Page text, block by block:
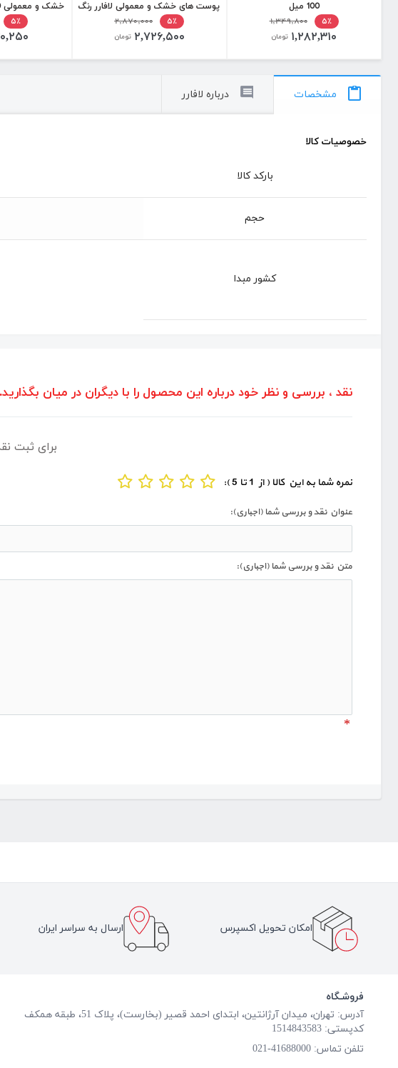
100 میل
۵٪
۱,۳۴۹,۸۰۰
۱,۲۸۲,۳۱۰ تومان
پوست های خشک و معمولی لافارر رنگ
روشن SPF40 حجم 40 میل۵٪ ۲,۸۷۰,۰۰۰
۲,۷۲۶,۵۰۰ تومان
خشک و معمولی SPF30 لافارر 40 میل
۵٪
مشخصات درباره لافارر
خصوصیات کالا
بارکد کالا
حجم
کشور مبدا
نقد ، بررسی و نظر خود درباره این محصول را با دیگران در میان بگذارید.
برای ثبت
نمره شما به این کالا ( از 1 تا 5 ):
عنوان نقد و بررسی شما (اجباری):
متن نقد و بررسی شما (اجباری):
*
امکان تحویل اکسپرس ارسال به سراسر ایران
فروشـگاه
آدرس: تهران، میدان آرژانتین، ابتدای احمد قصیر (بخارست)، پلاک 51، طبقه همکف
کدپستی: 1514843583
تلفن تماس: 41688000-021